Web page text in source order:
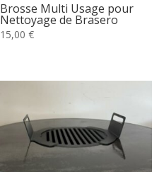
Brosse Multi Usage pour
Nettoyage de Brasero
15,00 €